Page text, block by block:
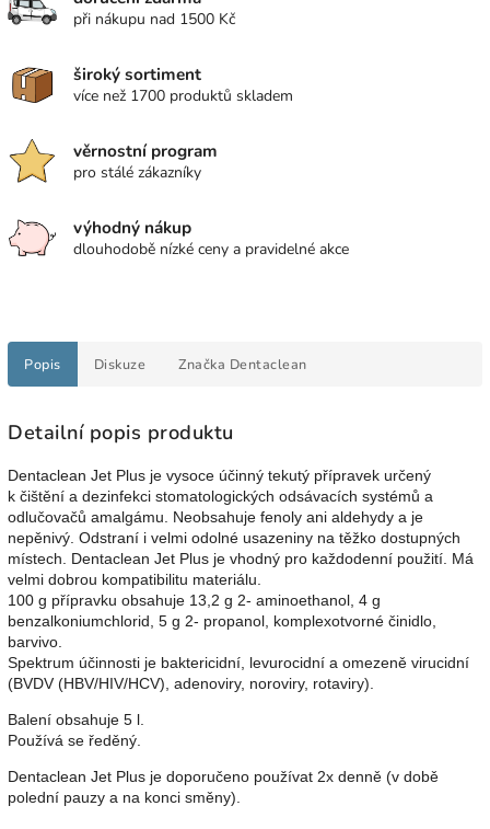
při nákupu nad 1500 Kč
široký sortiment
více než 1700 produktů skladem
věrnostní program
pro stálé zákazníky
výhodný nákup
dlouhodobě nízké ceny a pravidelné akce
Popis Diskuze Značka Dentaclean
Detailní popis produktu
Dentaclean Jet Plus je vysoce účinný tekutý přípravek určený
k čištění a dezinfekci stomatologických odsávacích systémů a
odlučovačů amalgámu. Neobsahuje fenoly ani aldehydy a je
nepěnivý. Odstraní i velmi odolné usazeniny na těžko dostupných
místech. Dentaclean Jet Plus je vhodný pro každodenní použití. Má
velmi dobrou kompatibilitu materiálu.
100 g přípravku obsahuje 13,2 g 2- aminoethanol, 4 g
benzalkoniumchlorid, 5 g 2- propanol, komplexotvorné činidlo,
barvivo.
Spektrum účinnosti je baktericidní, levurocidní a omezeně virucidní
(BVDV (HBV/HIV/HCV), adenoviry, noroviry, rotaviry).
Balení obsahuje 5 l.
Používá se ředěný.
Dentaclean Jet Plus je doporučeno používat 2x denně (v době
polední pauzy a na konci směny).